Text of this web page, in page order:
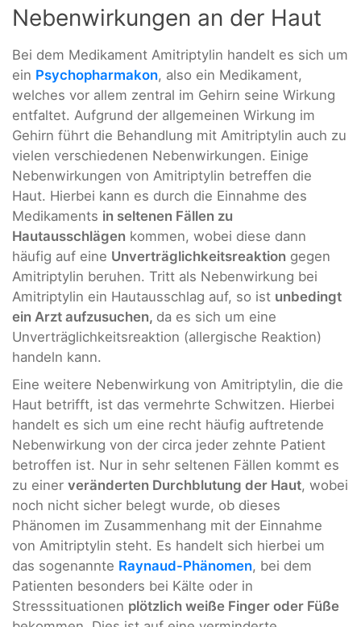
Nebenwirkungen an der Haut
Bei dem Medikament Amitriptylin handelt es sich um
ein Psychopharmakon, also ein Medikament,
welches vor allem zentral im Gehirn seine Wirkung
entfaltet. Aufgrund der allgemeinen Wirkung im
Gehirn führt die Behandlung mit Amitriptylin auch zu
vielen verschiedenen Nebenwirkungen. Einige
Nebenwirkungen von Amitriptylin betreffen die
Haut. Hierbei kann es durch die Einnahme des
Medikaments in seltenen Fällen zu
Hautausschlägen kommen, wobei diese dann
häufig auf eine Unverträglichkeitsreaktion gegen
Amitriptylin beruhen. Tritt als Nebenwirkung bei
Amitriptylin ein Hautausschlag auf, so ist unbedingt
ein Arzt aufzusuchen, da es sich um eine
Unverträglichkeitsreaktion (allergische Reaktion)
handeln kann.
Eine weitere Nebenwirkung von Amitriptylin, die die
Haut betrifft, ist das vermehrte Schwitzen. Hierbei
handelt es sich um eine recht häufig auftretende
Nebenwirkung von der circa jeder zehnte Patient
betroffen ist. Nur in sehr seltenen Fällen kommt es
zu einer veränderten Durchblutung der Haut, wobei
noch nicht sicher belegt wurde, ob dieses
Phänomen im Zusammenhang mit der Einnahme
von Amitriptylin steht. Es handelt sich hierbei um
das sogenannte Raynaud-Phänomen, bei dem
Patienten besonders bei Kälte oder in
Stresssituationen plötzlich weiße Finger oder Füße